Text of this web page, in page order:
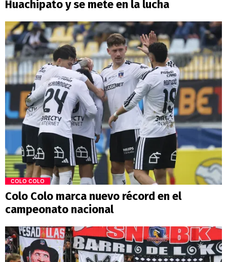
Huachipato y se mete en la lucha
COLO COLO
Colo Colo marca nuevo récord en el
campeonato nacional